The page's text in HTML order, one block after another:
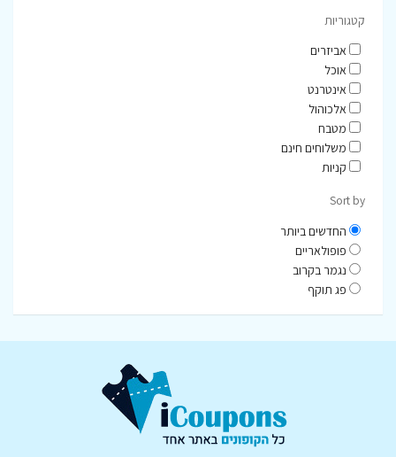
קטגוריות
אביזרים
אוכל
אינטרנט
אלכוהול
מטבח
משלוחים חינם
קניות
Sort by
החדשים ביותר
פופולאריים
נגמר בקרוב
פג תוקף